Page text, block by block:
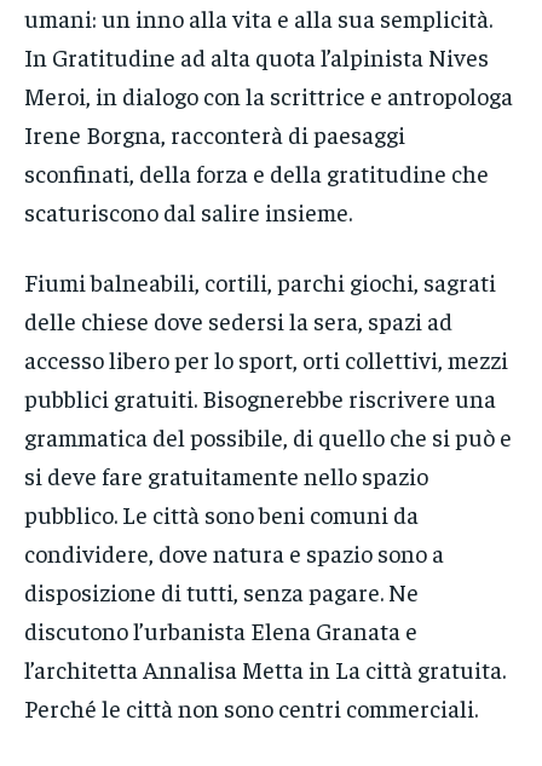
umani: un inno alla vita e alla sua semplicità.
In Gratitudine ad alta quota l’alpinista Nives
Meroi, in dialogo con la scrittrice e antropologa
Irene Borgna, racconterà di paesaggi
sconfinati, della forza e della gratitudine che
scaturiscono dal salire insieme.
Fiumi balneabili, cortili, parchi giochi, sagrati
delle chiese dove sedersi la sera, spazi ad
accesso libero per lo sport, orti collettivi, mezzi
pubblici gratuiti. Bisognerebbe riscrivere una
grammatica del possibile, di quello che si può e
si deve fare gratuitamente nello spazio
pubblico. Le città sono beni comuni da
condividere, dove natura e spazio sono a
disposizione di tutti, senza pagare. Ne
discutono l’urbanista Elena Granata e
l’architetta Annalisa Metta in La città gratuita.
Perché le città non sono centri commerciali.